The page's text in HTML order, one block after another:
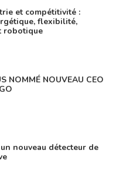
et compétitivité :
flexibilité,
robotique
NOMMÉ NOUVEAU CEO
nouveau détecteur de